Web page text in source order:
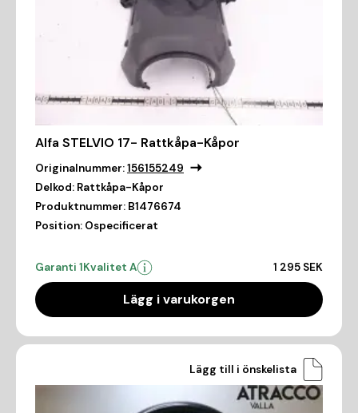
Alfa STELVIO 17- Rattkåpa-Kåpor
Originalnummer:156155249
Delkod: Rattkåpa-Kåpor
Produktnummer: B1476674
Position: Ospecificerat
Garanti 1Kvalitet A 1 295 SEK
Lägg i varukorgen
Lägg till i önskelista